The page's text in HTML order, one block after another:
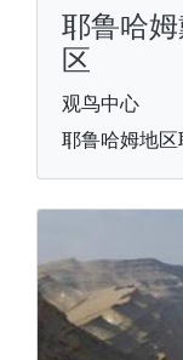
耶鲁哈
区
观鸟中心
耶鲁哈姆地